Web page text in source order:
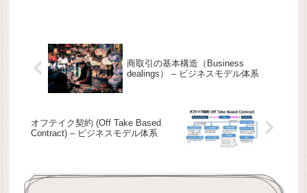
商取引の基本構造（Business
dealings） – ビジネスモデル体系
オフテイク契約 (Off Take Based
Contract) – ビジネスモデル体系